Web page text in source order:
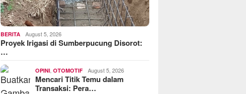
BERITA August 5, 2026
Proyek Irigasi di Sumberpucung Disorot:
…
OPINI ,OTOMOTIF August 5, 2026
Mencari Titik Temu dalam
Transaksi: Pera…